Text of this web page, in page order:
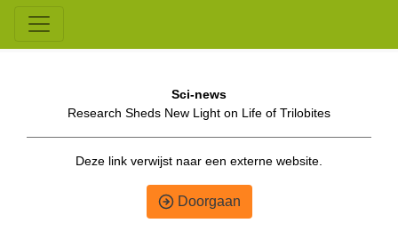
Sci-news
Research Sheds New Light on Life of Trilobites
Deze link verwijst naar een externe website.
Doorgaan